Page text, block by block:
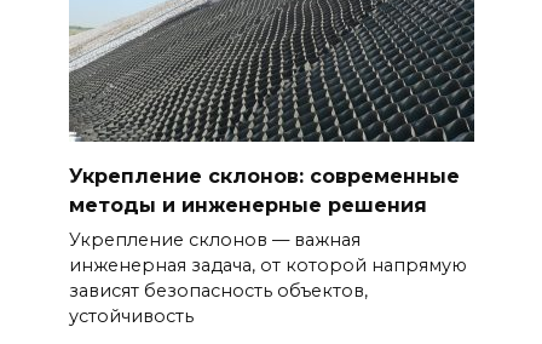
Укрепление склонов: современные
методы и инженерные решения
Укрепление склонов — важная
инженерная задача, от которой напрямую
зависят безопасность объектов,
устойчивость